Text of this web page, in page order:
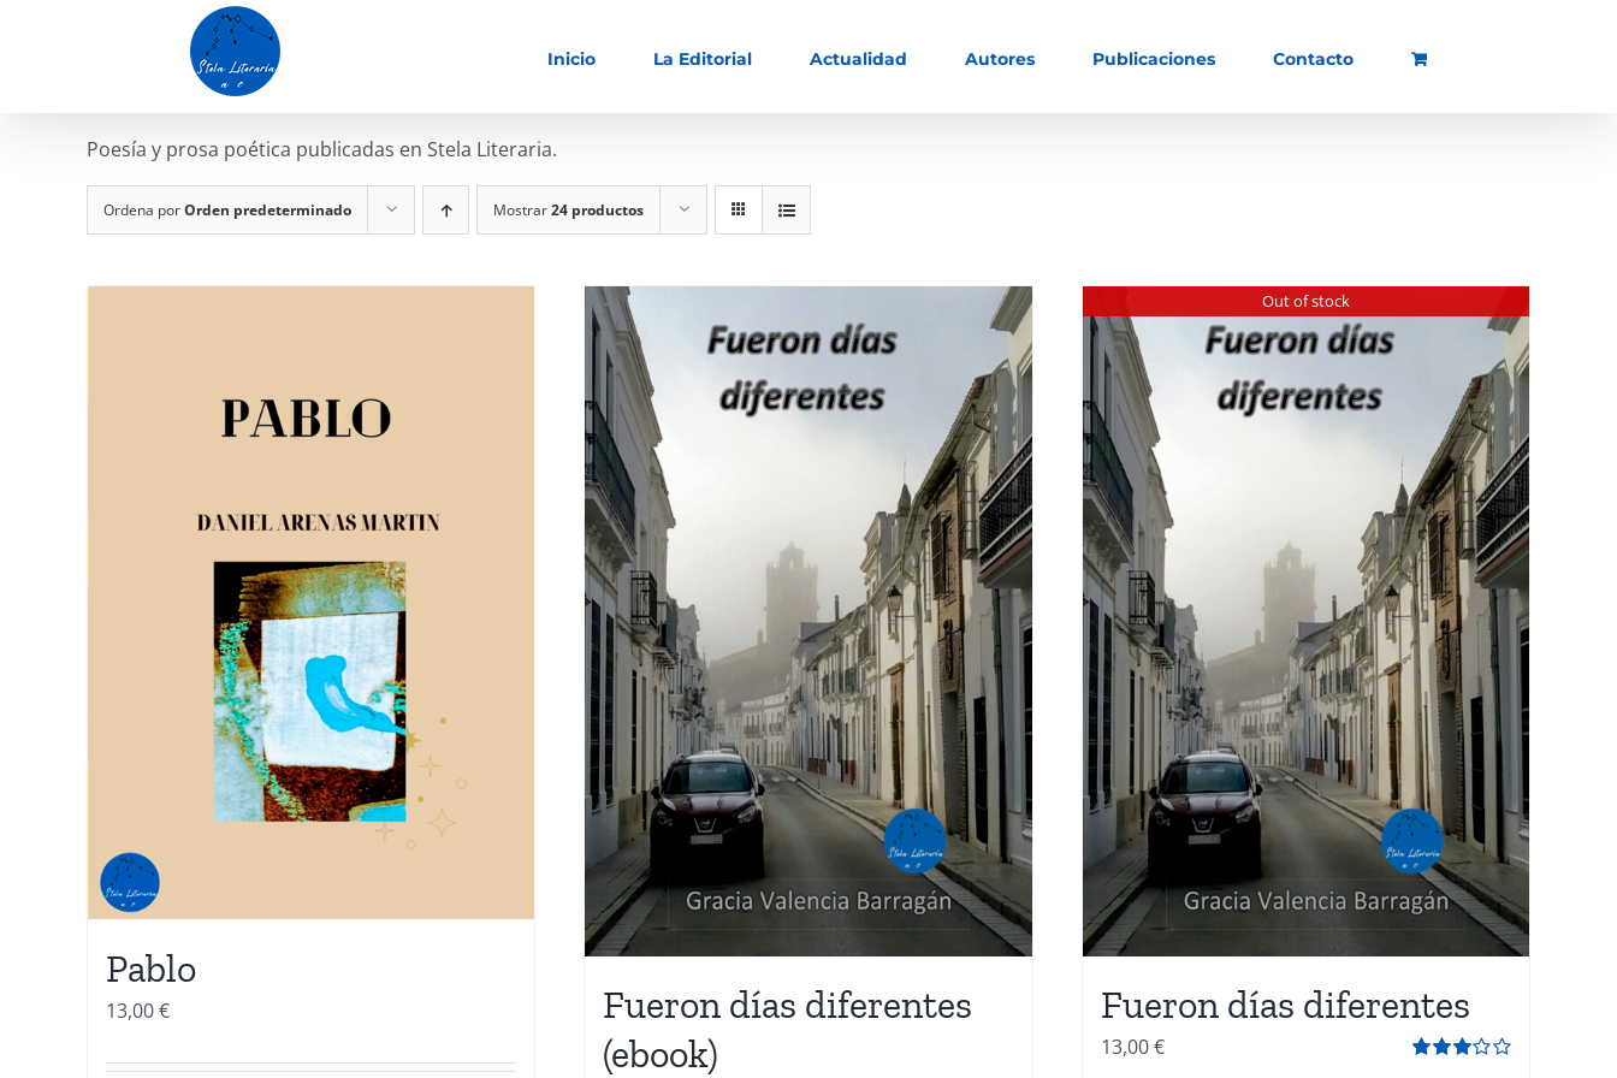
Inicio La Editorial Actualidad Autores Publicaciones Contacto
Poesía y prosa poética publicadas en Stela Literaria.
Ordena porOrden predeterminado Mostrar24 productos
Pablo
13,00€
Fueron días diferentes
(ebook)
Out of stock
Fueron días diferentes
13,00€